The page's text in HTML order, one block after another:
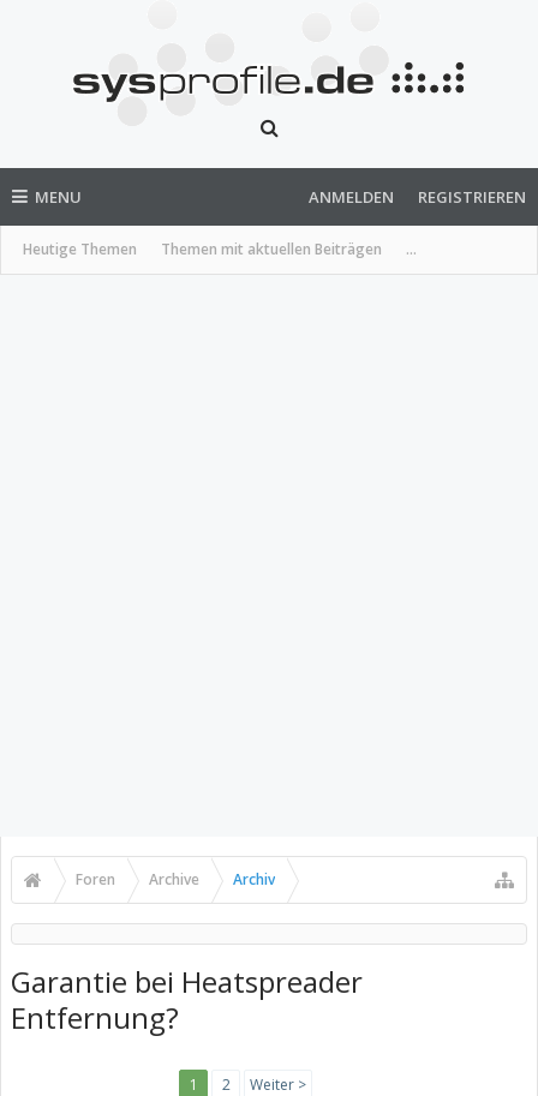
MENU
Heutige Themen Themen mit aktuellen Beiträgen ...
ANMELDEN REGISTRIEREN
Foren Archive Archiv
Garantie bei Heatspreader
Entfernung?
1 2 Weiter >